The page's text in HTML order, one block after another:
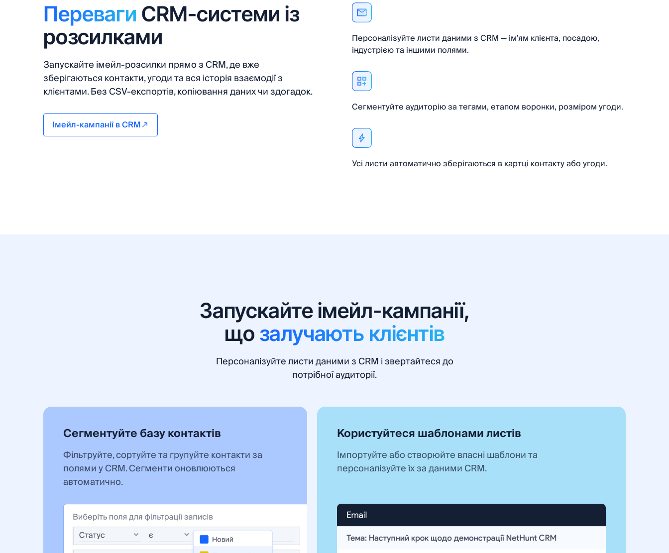
Переваги CRM-системи із
розсилками
Запускайте імейл-розсилки прямо з CRM, де вже
зберігаються контакти, угоди та вся історія взаємодії з
клієнтами. Без CSV-експортів, копіювання даних чи здогадок.
Імейл-кампанії в CRM
Персоналізуйте листи даними з CRM — ім’ям клієнта, посадою,
індустрією та іншими полями.
Сегментуйте аудиторію за тегами, етапом воронки, розміром угоди.
Усі листи автоматично зберігаються в картці контакту або угоди.
Запускайте імейл-кампанії,
що залучають клієнтів
Персоналізуйте листи даними з CRM і звертайтеся до
потрібної аудиторії.
Сегментуйте базу контактів
Фільтруйте, сортуйте та групуйте контакти за
полями у CRM. Сегменти оновлюються
автоматично.
Користуйтеся шаблонами листів
Імпортуйте або створюйте власні шаблони та
персоналізуйте їх за даними CRM.